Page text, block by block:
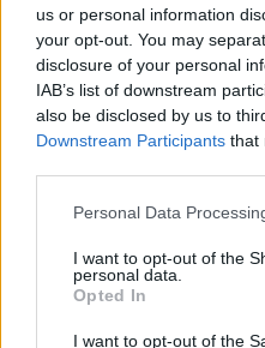
us or personal information
your opt-out. You may
disclosure of your personal
IAB’s list of downstream
also be disclosed by us to
Downstream Participants that
Personal Data
I want to opt-out of the
personal data.
Opted In
I want to opt-out of the
05/08/2026
Πωλητής - Οδηγός
& σιροπιαστών)
Πλήρης απασχόληση
Πωλητής /